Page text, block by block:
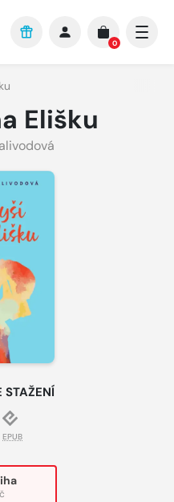
0
Elišku
STAŽENÍ
EPUB